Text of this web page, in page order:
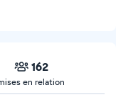
162
en relation